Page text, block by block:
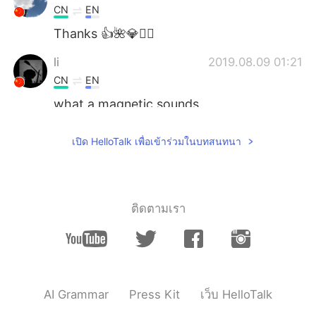
CN EN
Thanks 👍🌺💎🧚‍♀️
li 2019.08.09 01:21
CN EN
what a magnetic sounds
เปิด HelloTalk เพื่อเข้าร่วมในบทสนทนา
ติดตามเรา
AI Grammar Press Kit เว็บ HelloTalk